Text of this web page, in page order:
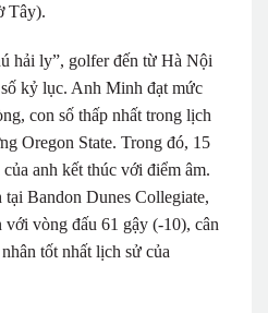
Tây).
hải ly”, golfer đến từ Hà Nội
kỷ lục. Anh Minh đạt mức
con số thấp nhất trong lịch
Oregon State. Trong đó, 15
anh kết thúc với điểm âm.
Bandon Dunes Collegiate,
vòng đấu 61 gậy (-10), cân
tốt nhất lịch sử của